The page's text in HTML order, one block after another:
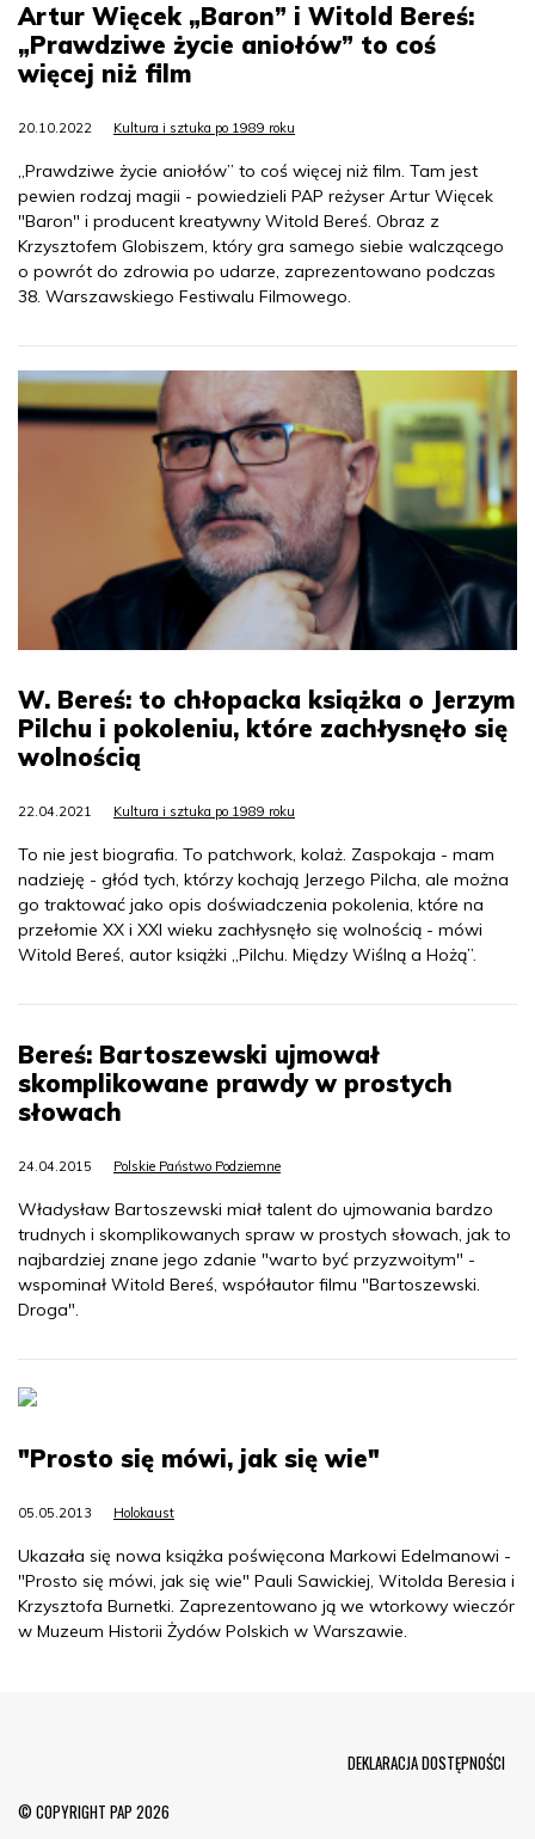
Artur Więcek „Baron” i Witold Bereś:
„Prawdziwe życie aniołów” to coś
więcej niż film
20.10.2022 Kultura i sztuka po 1989 roku
„Prawdziwe życie aniołów” to coś więcej niż film. Tam jest
pewien rodzaj magii - powiedzieli PAP reżyser Artur Więcek
"Baron" i producent kreatywny Witold Bereś. Obraz z
Krzysztofem Globiszem, który gra samego siebie walczącego
o powrót do zdrowia po udarze, zaprezentowano podczas
38. Warszawskiego Festiwalu Filmowego.
W. Bereś: to chłopacka książka o Jerzym
Pilchu i pokoleniu, które zachłysnęło się
wolnością
22.04.2021 Kultura i sztuka po 1989 roku
To nie jest biografia. To patchwork, kolaż. Zaspokaja - mam
nadzieję - głód tych, którzy kochają Jerzego Pilcha, ale można
go traktować jako opis doświadczenia pokolenia, które na
przełomie XX i XXI wieku zachłysnęło się wolnością - mówi
Witold Bereś, autor książki „Pilchu. Między Wiślną a Hożą”.
Bereś: Bartoszewski ujmował
skomplikowane prawdy w prostych
słowach
24.04.2015 Polskie Państwo Podziemne
Władysław Bartoszewski miał talent do ujmowania bardzo
trudnych i skomplikowanych spraw w prostych słowach, jak to
najbardziej znane jego zdanie "warto być przyzwoitym" -
wspominał Witold Bereś, współautor filmu "Bartoszewski.
Droga".
"Prosto się mówi, jak się wie"
05.05.2013 Holokaust
Ukazała się nowa książka poświęcona Markowi Edelmanowi -
"Prosto się mówi, jak się wie" Pauli Sawickiej, Witolda Beresia i
Krzysztofa Burnetki. Zaprezentowano ją we wtorkowy wieczór
w Muzeum Historii Żydów Polskich w Warszawie.
© COPYRIGHT PAP 2026
DEKLARACJA DOSTĘPNOŚCI